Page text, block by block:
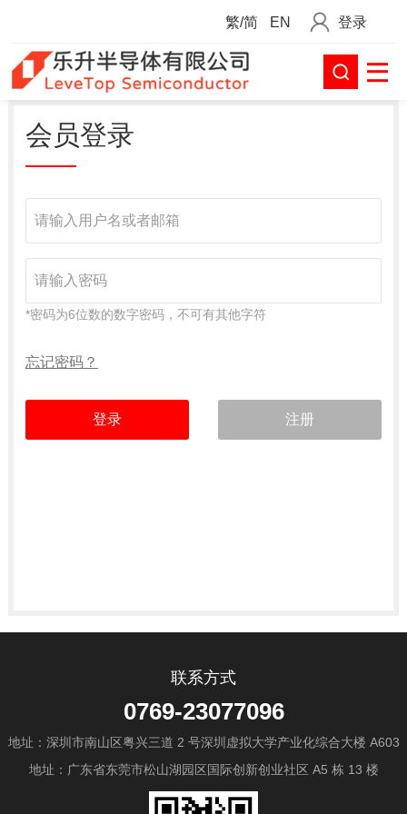
繁/简 EN 登录
会员登录
请输入用户名或者邮箱
请输入密码
*密码为6位数的数字密码，不可有其他字符
忘记密码？
联系方式
0769-23077096
地址：深圳市南山区粤兴三道 2 号深圳虚拟大学产业化综合大楼 A603
地址：广东省东莞市松山湖园区国际创新创业社区 A5 栋 13 楼